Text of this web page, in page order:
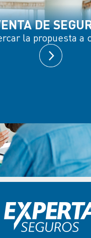
DE
la propuesta a